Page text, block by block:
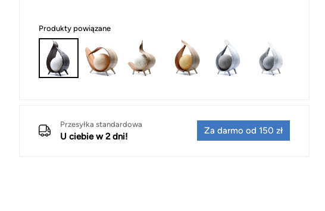
Produkty powiązane
Przesyłka standardowa
U ciebie w 2 dni!
Za darmo od 150 zł